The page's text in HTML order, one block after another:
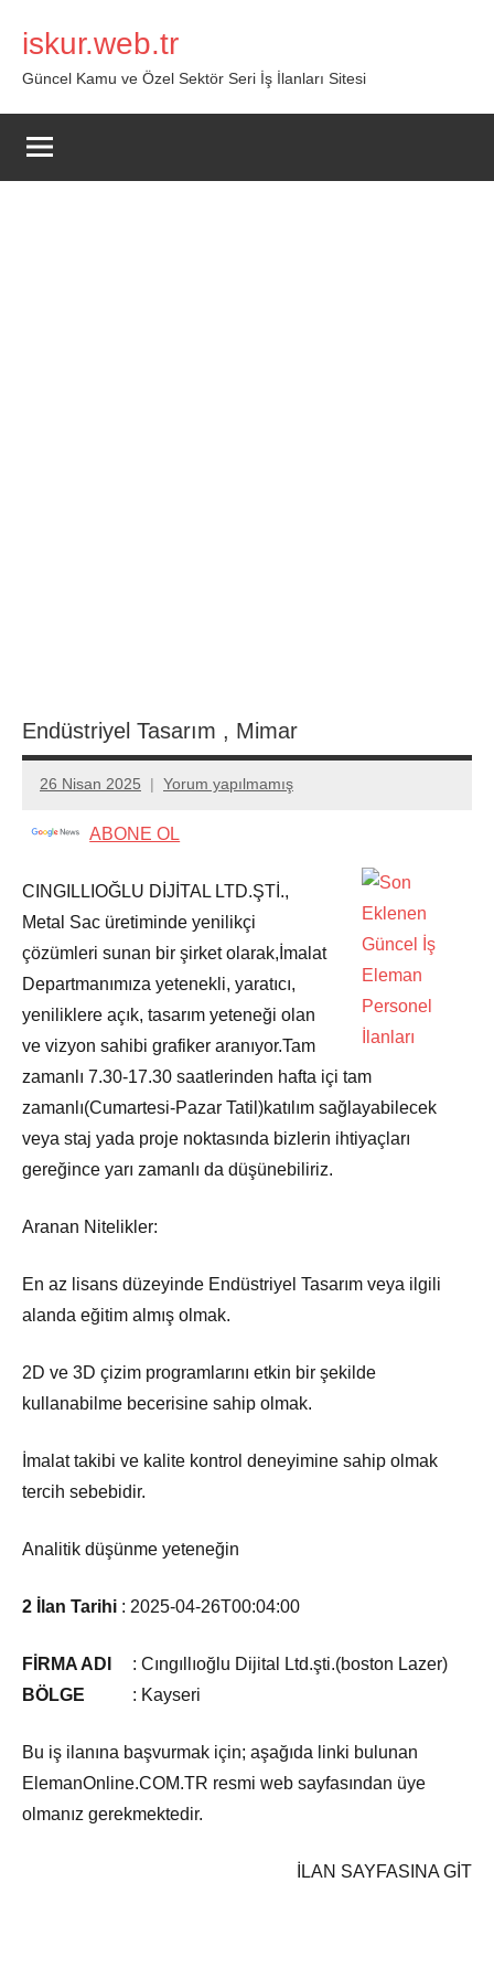
iskur.web.tr
Güncel Kamu ve Özel Sektör Seri İş İlanları Sitesi
Endüstriyel Tasarım , Mimar
26 Nisan 2025
admin
Yorum yapılmamış
ABONE OL
CINGILLIOĞLU DİJİTAL LTD.ŞTİ.,
Metal Sac üretiminde yenilikçi
çözümleri sunan bir şirket olarak,İmalat
Departmanımıza yetenekli, yaratıcı,
yeniliklere açık, tasarım yeteneği olan
ve vizyon sahibi grafiker aranıyor.Tam
zamanlı 7.30-17.30 saatlerinden hafta içi tam
zamanlı(Cumartesi-Pazar Tatil)katılım sağlayabilecek
veya staj yada proje noktasında bizlerin ihtiyaçları
gereğince yarı zamanlı da düşünebiliriz.
Aranan Nitelikler:
En az lisans düzeyinde Endüstriyel Tasarım veya ilgili
alanda eğitim almış olmak.
2D ve 3D çizim programlarını etkin bir şekilde
kullanabilme becerisine sahip olmak.
İmalat takibi ve kalite kontrol deneyimine sahip olmak
tercih sebebidir.
Analitik düşünme yeteneğin
2 İlan Tarihi : 2025-04-26T00:04:00
FİRMA ADI : Cıngıllıoğlu Dijital Ltd.şti.(boston Lazer)
BÖLGE
: Kayseri
Bu iş ilanına başvurmak için; aşağıda linki bulunan
ElemanOnline.COM.TR resmi web sayfasından üye
olmanız gerekmektedir.
İLAN SAYFASINA GİT